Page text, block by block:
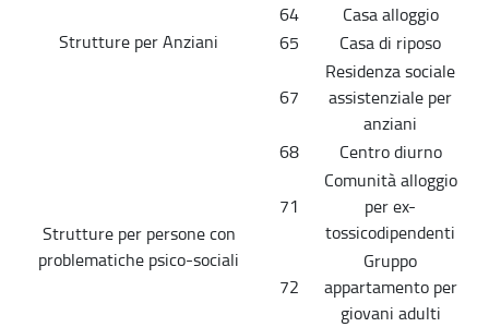
Strutture per Anziani
64
Casa alloggio
65
Casa di riposo
67
Residenza sociale
assistenziale per
anziani
68
Centro diurno
Strutture per persone con
problematiche psico-sociali
71
Comunità alloggio
per ex-
tossicodipendenti
72
Gruppo
appartamento per
giovani adulti